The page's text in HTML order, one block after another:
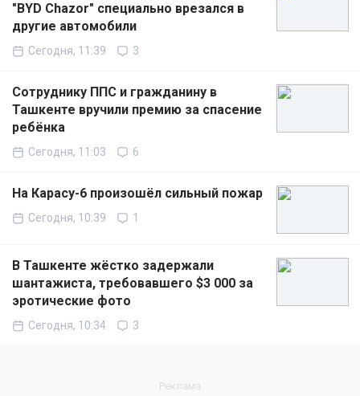
"BYD Chazor" специально врезался в
другие автомобили
Сегодня, 11:39 3
Сотруднику ППС и гражданину в
Ташкенте вручили премию за спасение
ребёнка
Сегодня, 11:03 6
На Карасу-6 произошёл сильный пожар
Сегодня, 10:39 1
В Ташкенте жёстко задержали
шантажиста, требовавшего $3 000 за
эротические фото
Сегодня, 10:34 3